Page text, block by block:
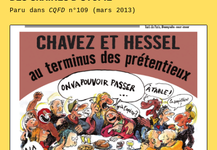
Paru dansCQFDn°109 (mars 2013)